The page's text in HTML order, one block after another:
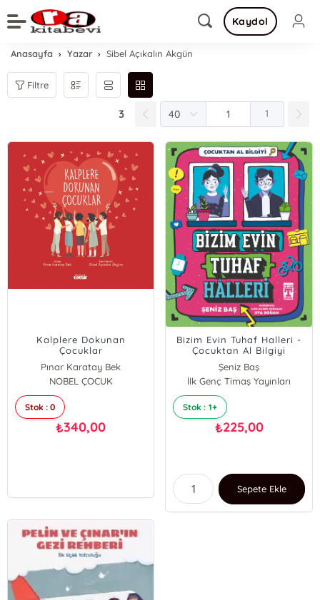
Kaydol
Anasayfa Yazar Sibel Açıkalın Akgün
Filtre
3 1
Kalplere Dokunan
Çocuklar
Pınar Karatay Bek
NOBEL ÇOCUK
Stok : 0
₺340,00
Bizim Evin Tuhaf Halleri -
Çocuktan Al Bilgiyi
Şeniz Baş
İlk Genç Timaş Yayınları
Stok : 1+
₺225,00
Sepete Ekle